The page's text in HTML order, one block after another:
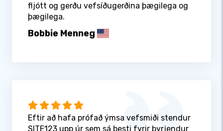
fljótt og gerðu vefsíðugerðina þægilega og
þægilega.
Bobbie Menneg
Eftir að hafa prófað ýmsa vefsmiði stendur
SITE123 upp úr sem sá besti fyrir byrjendur